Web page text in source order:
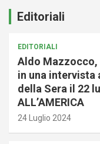
Editoriali
EDITORIALI
Aldo Mazzocco,
in una intervista
della Sera il 22
ALL’AMERICA
24 Luglio 2024